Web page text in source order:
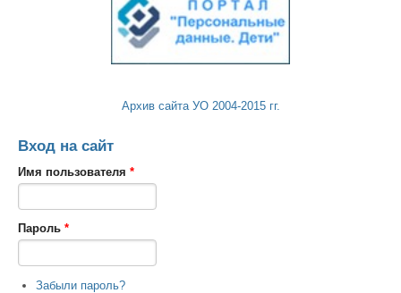
Архив сайта УО 2004-2015 гг.
Вход на сайт
Имя пользователя *
Пароль *
Забыли пароль?